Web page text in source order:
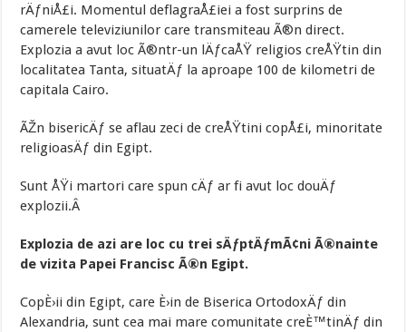
rÄƒniÅ£i. Momentul deflagraÅ£iei a fost surprins de
camerele televiziunilor care transmiteau Ã®n direct.
Explozia a avut loc Ã®ntr-un lÄƒcaÅŸ religios creÅŸtin din
localitatea Tanta, situatÄƒ la aproape 100 de kilometri de
capitala Cairo.
ÃŽn bisericÄƒ se aflau zeci de creÅŸtini copÅ£i, minoritate
religioasÄƒ din Egipt.
Sunt ÅŸi martori care spun cÄƒ ar fi avut loc douÄƒ
explozii.Â
Explozia de azi are loc cu trei sÄƒptÄƒmÃ¢ni Ã®nainte
de vizita Papei Francisc Ã®n Egipt.
CopÈ›ii din Egipt, care È›in de Biserica OrtodoxÄƒ din
Alexandria, sunt cea mai mare comunitate creÈ™tinÄƒ din